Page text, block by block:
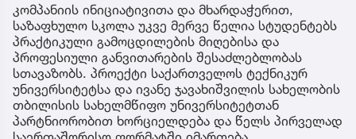
კომპანიის ინიციატივითა და მხარდაჭერით,
საზაფხულო სკოლა უკვე მერვე წელია სტუდენტებს
პრაქტიკული გამოცდილების მიღებისა და
პროფესიული განვითარების შესაძლებლობას
სთავაზობს. პროექტი საქართველოს ტექნიკურ
უნივერსიტეტსა და ივანე ჯავახიშვილის სახელობის
თბილისის სახელმწიფო უნივერსიტეტთან
პარტნიორობით ხორციელდება და წელს პირველად